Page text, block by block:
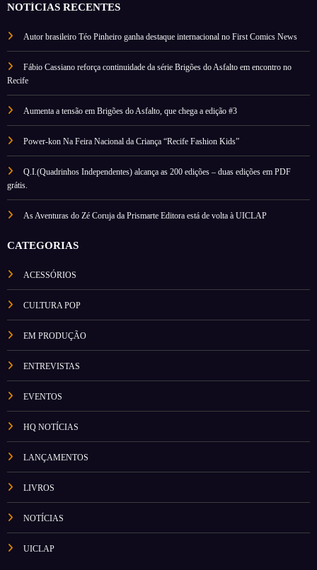
NOTÍCIAS RECENTES
Autor brasileiro Téo Pinheiro ganha destaque internacional no First Comics News
Fábio Cassiano reforça continuidade da série Brigões do Asfalto em encontro no
Recife
Aumenta a tensão em Brigões do Asfalto, que chega a edição #3
Power-kon Na Feira Nacional da Criança “Recife Fashion Kids”
Q.I.(Quadrinhos Independentes) alcança as 200 edições – duas edições em PDF
grátis.
As Aventuras do Zé Coruja da Prismarte Editora está de volta à UICLAP
CATEGORIAS
ACESSÓRIOS
CULTURA POP
EM PRODUÇÃO
ENTREVISTAS
EVENTOS
HQ NOTÍCIAS
LANÇAMENTOS
LIVROS
NOTÍCIAS
UICLAP